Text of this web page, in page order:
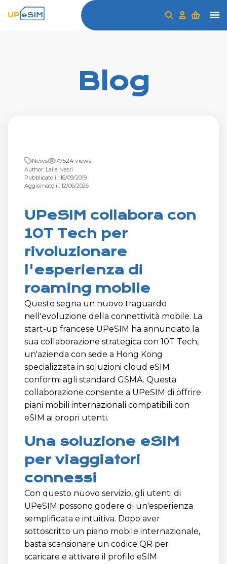
Blog
News 77524 views
Author: Laila Nasri
Pubblicato il: 16/09/2019
Aggiornato il: 12/06/2026
UPeSIM collabora con
10T Tech per
rivoluzionare
l'esperienza di
roaming mobile
Questo segna un nuovo traguardo
nell'evoluzione della connettività mobile. La
start-up francese UPeSIM ha annunciato la
sua collaborazione strategica con 10T Tech,
un'azienda con sede a Hong Kong
specializzata in soluzioni cloud eSIM
conformi agli standard GSMA. Questa
collaborazione consente a UPeSIM di offrire
piani mobili internazionali compatibili con
eSIM ai propri utenti.
Una soluzione eSIM
per viaggiatori
connessi
Con questo nuovo servizio, gli utenti di
UPeSIM possono godere di un'esperienza
semplificata e intuitiva. Dopo aver
sottoscritto un piano mobile internazionale,
basta scansionare un codice QR per
scaricare e attivare il profilo eSIM